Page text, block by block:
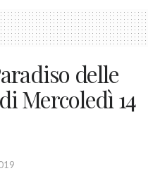
delle
Mercoledì 14